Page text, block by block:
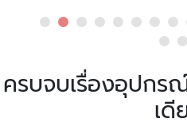
ครบจบเรื่องอุปกร
เดี